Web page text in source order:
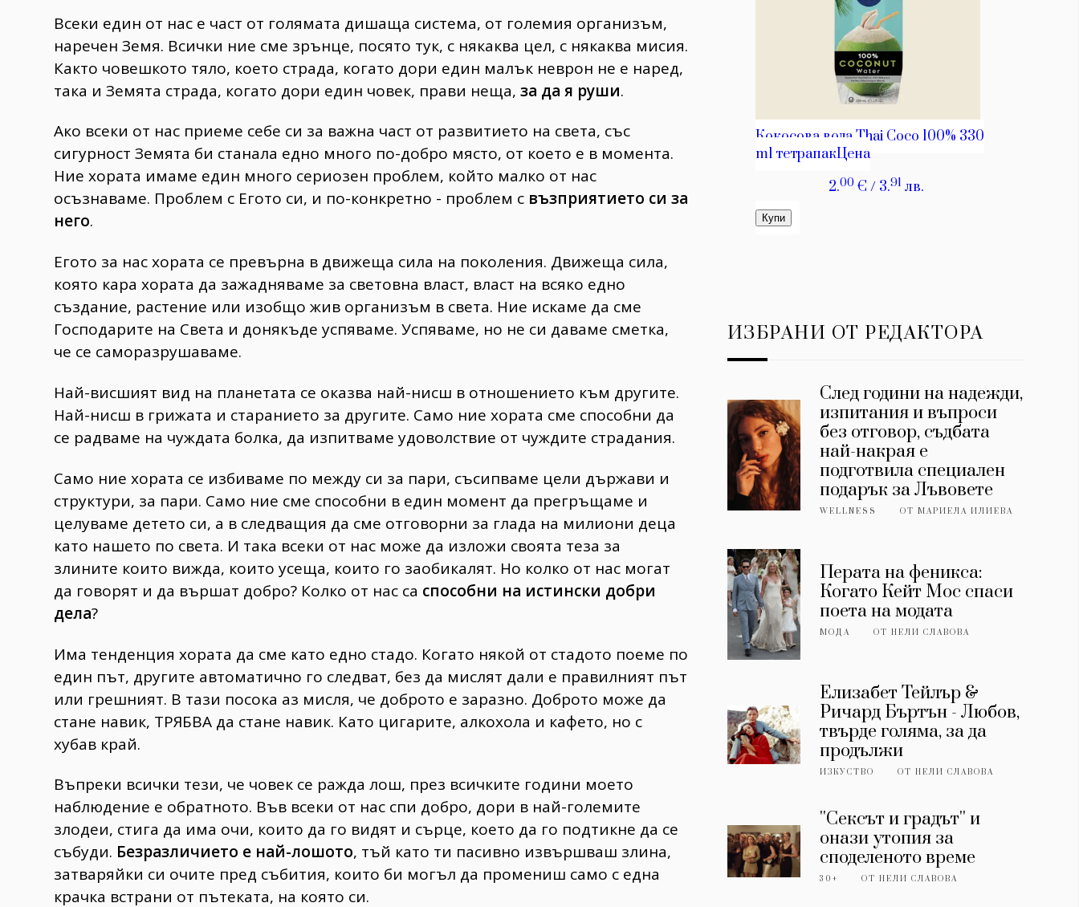
Всеки един от нас е част от голямата дишаща система, от големия организъм,
наречен Земя. Всички ние сме зрънце, посято тук, с някаква цел, с някаква мисия.
Както човешкото тяло, което страда, когато дори един малък неврон не е наред,
така и Земята страда, когато дори един човек, прави неща, за да я руши.
Ако всеки от нас приеме себе си за важна част от развитието на света, със
сигурност Земята би станала едно много по-добро място, от което е в момента.
Ние хората имаме един много сериозен проблем, който малко от нас
осъзнаваме. Проблем с Егото си, и по-конкретно - проблем с възприятието си за
него.
Егото за нас хората се превърна в движеща сила на поколения. Движеща сила,
която кара хората да зажадняваме за световна власт, власт на всяко едно
създание, растение или изобщо жив организъм в света. Ние искаме да сме
Господарите на Света и донякъде успяваме. Успяваме, но не си даваме сметка,
че се саморазрушаваме.
Най-висшият вид на планетата се оказва най-нисш в отношението към другите.
Най-нисш в грижата и старанието за другите. Само ние хората сме способни да
се радваме на чуждата болка, да изпитваме удоволствие от чуждите страдания.
Само ние хората се избиваме по между си за пари, съсипваме цели държави и
структури, за пари. Само ние сме способни в един момент да прегръщаме и
целуваме детето си, а в следващия да сме отговорни за глада на милиони деца
като нашето по света. И така всеки от нас може да изложи своята теза за
злините които вижда, които усеща, които го заобикалят. Но колко от нас могат
да говорят и да вършат добро? Колко от нас са способни на истински добри
дела?
Има тенденция хората да сме като едно стадо. Когато някой от стадото поеме по
един път, другите автоматично го следват, без да мислят дали е правилният път
или грешният. В тази посока аз мисля, че доброто е заразно. Доброто може да
стане навик, ТРЯБВА да стане навик. Като цигарите, алкохола и кафето, но с
хубав край.
Въпреки всички тези, че човек се ражда лош, през всичките години моето
наблюдение е обратното. Във всеки от нас спи добро, дори в най-големите
злодеи, стига да има очи, които да го видят и сърце, което да го подтикне да се
събуди. Безразличието е най-лошото, тъй като ти пасивно извършваш злина,
затваряйки си очите пред събития, които би могъл да промениш само с една
крачка встрани от пътеката, на която си.
ИЗБРАНИ ОТ РЕДАКТОРА
След години на надежди,
изпитания и въпроси
без отговор, съдбата
най-накрая е
подготвила специален
подарък за Лъвовете
WELLNESS ОТМАРИЕЛА ИЛИЕВА
Перата на феникса:
Когато Кейт Мос спаси
поета на модата
МОДА ОТНЕЛИ СЛАВОВА
Елизабет Тейлър &
Ричард Бъртън - Любов,
твърде голяма, за да
продължи
ИЗКУСТВО ОТНЕЛИ СЛАВОВА
''Сексът и градът'' и
онази утопия за
споделеното време
30+ ОТНЕЛИ СЛАВОВА